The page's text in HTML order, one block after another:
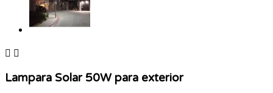
 
Lampara Solar 50W para exterior